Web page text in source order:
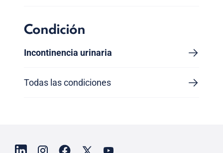
Condición
Incontinencia urinaria
Todas las condiciones